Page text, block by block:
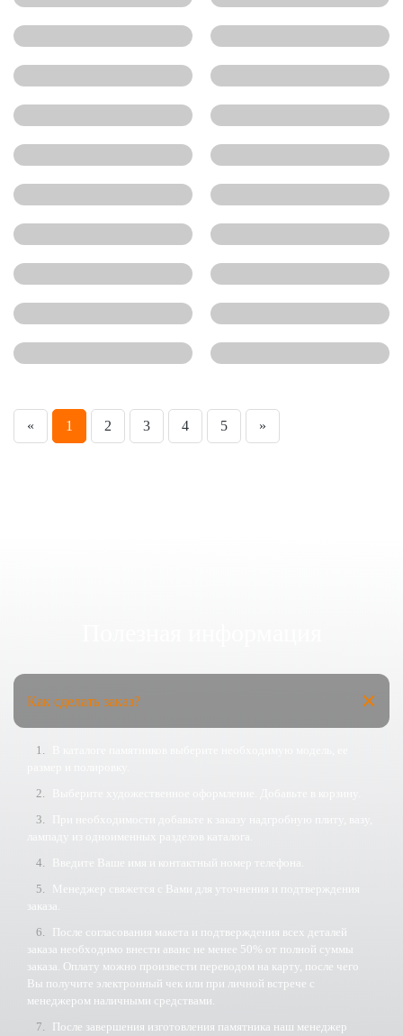
« 1 2 3 4 5 »
Как сделать заказ?
лампаду из одноименных разделов каталога.
Введите Ваше имя и контактный номер телефона.
Менеджер свяжется с Вами для уточнения и подтверждения
заказа.
После согласования макета и подтверждения всех деталей
заказа необходимо внести аванс не менее 50% от полной суммы
заказа. Оплату можно произвести переводом на карту, после чего
Вы получите электронный чек или при личной встрече с
менеджером наличными средствами.
После завершения изготовления памятника наш менеджер